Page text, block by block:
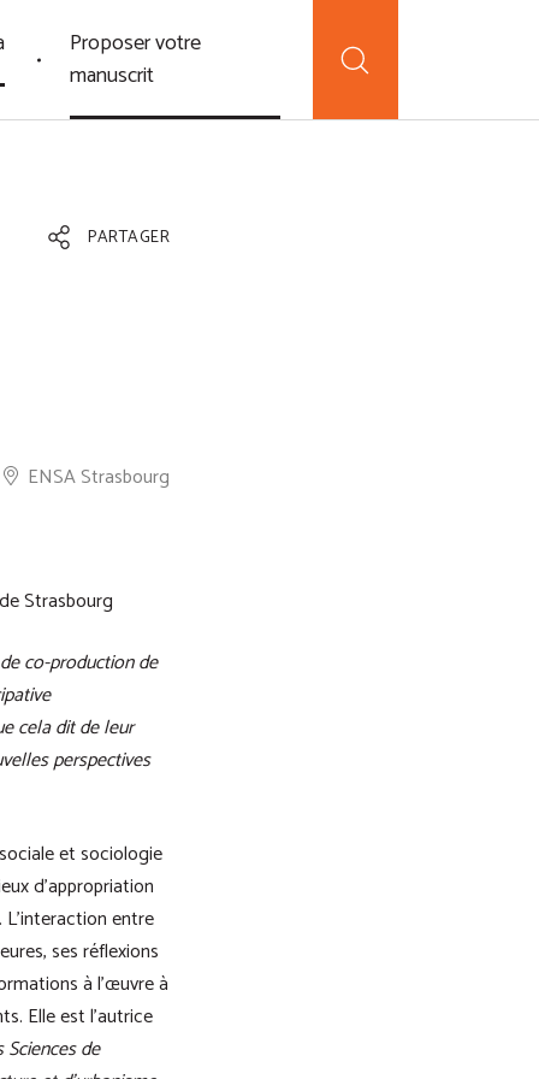
Proposer votre
manuscrit
PARTAGER
ENSA Strasbourg
Strasbourg
co-production de
cela dit de leur
perspectives
et sociologie
d’appropriation
entre
ses réflexions
à l’œuvre à
Elle est l’autrice
de